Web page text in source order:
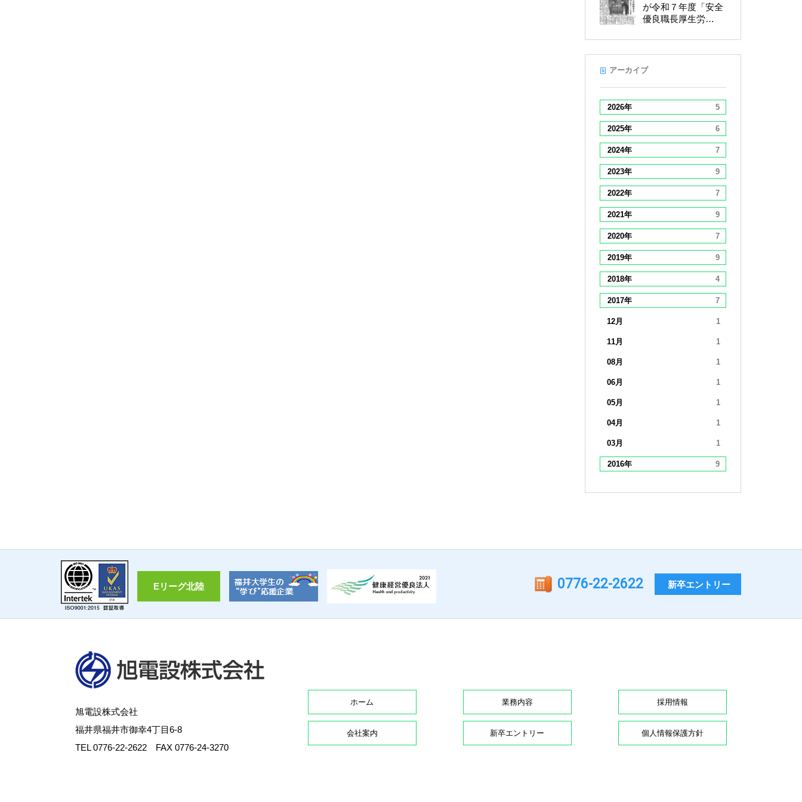
が令和７年度「安全
優良職長厚生労…
アーカイブ
2026年 5
2025年 6
2024年 7
2023年 9
2022年 7
2021年 9
2020年 7
2019年 9
2018年 4
2017年 7
12月 1
11月 1
08月 1
06月 1
05月 1
04月 1
03月 1
2016年 9
Eリーグ北陸 0776-22-2622 新卒エントリー
旭電設株式会社
福井県福井市御幸4丁目6-8
TEL0776-22-2622 FAX 0776-24-3270
ホーム
会社案内
業務内容
新卒エントリー
採用情報
個人情報保護方針